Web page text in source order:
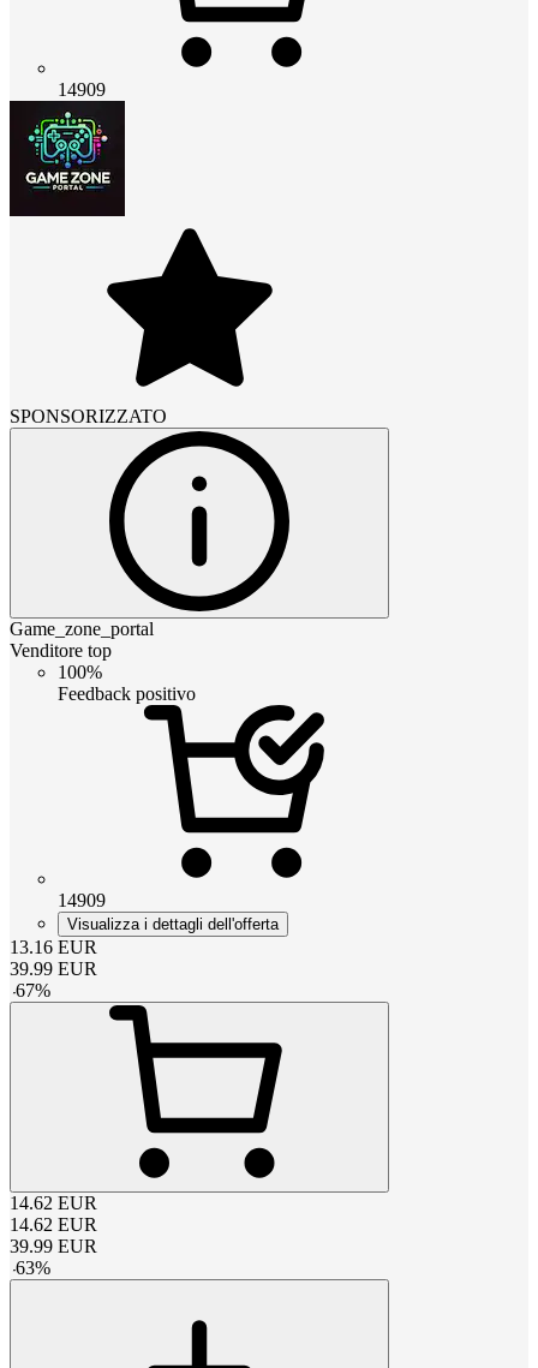
14909
SPONSORIZZATO
Game_zone_portal
Venditore top
100%
Feedback positivo
14909
Visualizza i dettagli dell'offerta
13.16 EUR
39.99 EUR
-67%
14.62 EUR
14.62 EUR
39.99 EUR
-63%